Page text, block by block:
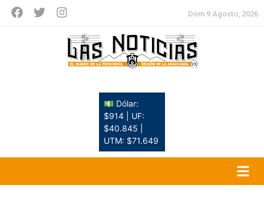
Dom 9 Agosto, 2026
💵 Dólar:
$914 | UF:
$40.845 |
UTM: $71.649